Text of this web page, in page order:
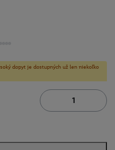
dopyt je dostupných už len niekoľko